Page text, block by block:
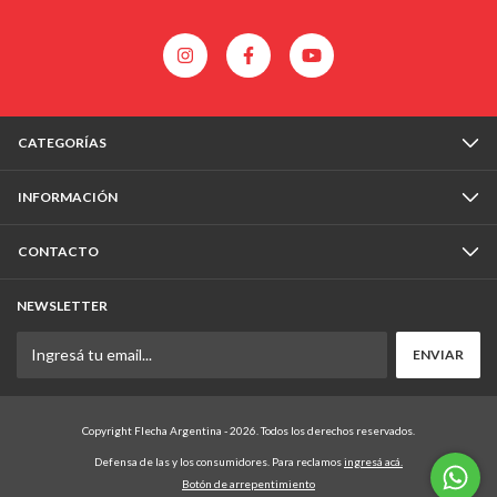
CATEGORÍAS
INFORMACIÓN
CONTACTO
NEWSLETTER
Copyright Flecha Argentina - 2026. Todos los derechos reservados.
Defensa de las y los consumidores. Para reclamosingresá acá.
Botón de arrepentimiento